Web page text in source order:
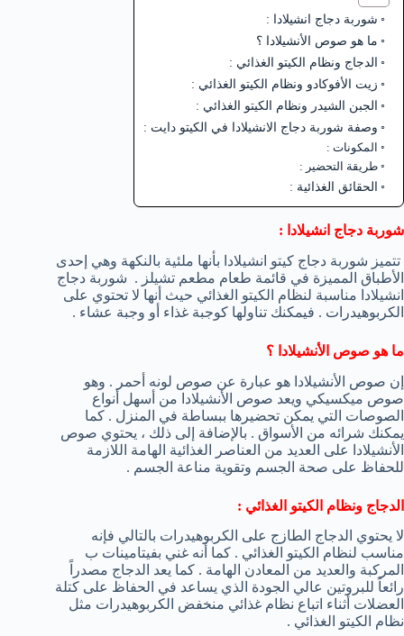
شوربة دجاج انشيلادا :
ما هو صوص الأنشيلادا ؟
الدجاج ونظام الكيتو الغذائي :
زيت الأفوكادو ونظام الكيتو الغذائي :
الجبن الشيدر ونظام الكيتو الغذائي :
وصفة شوربة دجاج الانشيلادا في الكيتو دايت :
المكونات :
طريقة التحضير :
الحقائق الغذائية :
شوربة دجاج انشيلادا :
تتميز شوربة دجاج كيتو انشيلادا بأنها ملئية بالنكهة وهي إحدى
الأطباق المميزة في قائمة طعام مطعم تشيلز . شوربة دجاج
انشيلادا مناسبة لنظام الكيتو الغذائي حيث أنها لا تحتوي على
الكربوهيدرات . فيمكنك تناولها كوجبة غذاء أو وجبة عشاء .
ما هو صوص الأنشيلادا ؟
إن صوص الأنشيلادا هو عبارة عن صوص لونه أحمر . وهو
صوص ميكسيكي ويعد صوص الأنشيلادا من أسهل أنواع
الصوصات التي يمكن تحضيرها ببساطة في المنزل . كما
يمكنك شرائه من الأسواق . بالإضافة إلى ذلك ، يحتوي صوص
الأنشيلادا على العديد من العناصر الغذائية الهامة اللازمة
للحفاظ على صحة الجسم وتقوية مناعة الجسم .
الدجاج ونظام الكيتو الغذائي :
لا يحتوي الدجاج الطازج على الكربوهيدرات بالتالي فإنه
مناسب لنظام الكيتو الغذائي . كما أنه غني بفيتامينات ب
المركبة والعديد من المعادن الهامة . كما يعد الدجاج مصدراً
رائعاً للبروتين عالي الجودة الذي يساعد في الحفاظ على كتلة
العضلات أثناء اتباع نظام غذائي منخفض الكربوهيدرات مثل
نظام الكيتو الغذائي .